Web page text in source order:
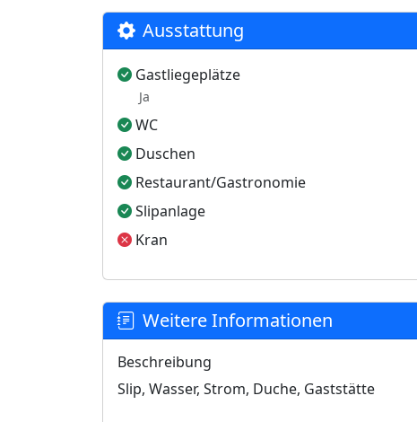
Ausstattung
Gastliegeplätze
Ja
WC
Duschen
Restaurant/Gastronomie
Slipanlage
Kran
Weitere Informationen
Beschreibung
Slip, Wasser, Strom, Duche, Gaststätte